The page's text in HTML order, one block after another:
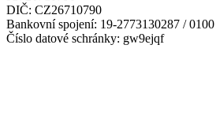
DIČ: CZ26710790
Bankovní spojení: 19-2773130287 / 0100
Číslo datové schránky: gw9ejqf